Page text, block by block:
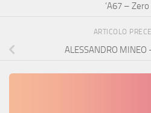
‘A67 – Zero
ARTICOLO
ALESSANDRO